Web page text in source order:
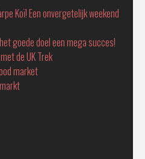
Koï! Een onvergetelijk weekend
goede doel een mega succes!
de UK Trek
market